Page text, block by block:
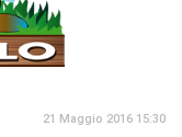
21 Maggio 2016 15:30